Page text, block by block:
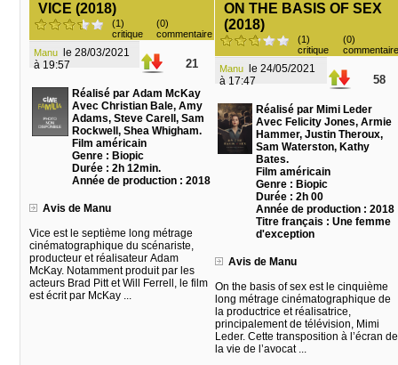
VICE (2018)
(1)
critique
(0)
commentaire
Manu
à 19:57
21
Réalisé par Adam McKay
Avec Christian Bale, Amy
Adams, Steve Carell, Sam
Rockwell, Shea Whigham.
Film américain
Genre : Biopic
Durée : 2h 12min.
Année de production : 2018
Avis de Manu
Vice est le septième long métrage
cinématographique du scénariste,
producteur et réalisateur Adam
McKay. Notamment produit par les
acteurs Brad Pitt et Will Ferrell, le film
est écrit par McKay ...
ON THE BASIS OF SEX
(2018)
(1)
critique
(0)
commentaire
Manu
à 17:47
58
Réalisé par Mimi Leder
Avec Felicity Jones, Armie
Hammer, Justin Theroux,
Sam Waterston, Kathy
Bates.
Film américain
Genre : Biopic
Durée : 2h 00
Année de production : 2018
Titre français : Une femme
d'exception
Avis de Manu
On the basis of sex est le cinquième
long métrage cinématographique de
la productrice et réalisatrice,
principalement de télévision, Mimi
Leder. Cette transposition à l’écran de
la vie de l’avocat ...